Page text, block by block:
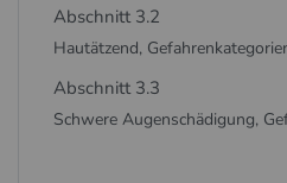
Abschnitt 3.2
Hautätzend,
Abschnitt 3.3
Schwere Augenschädigung,